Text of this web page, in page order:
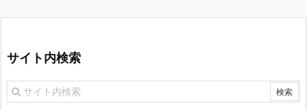
サイト内検索